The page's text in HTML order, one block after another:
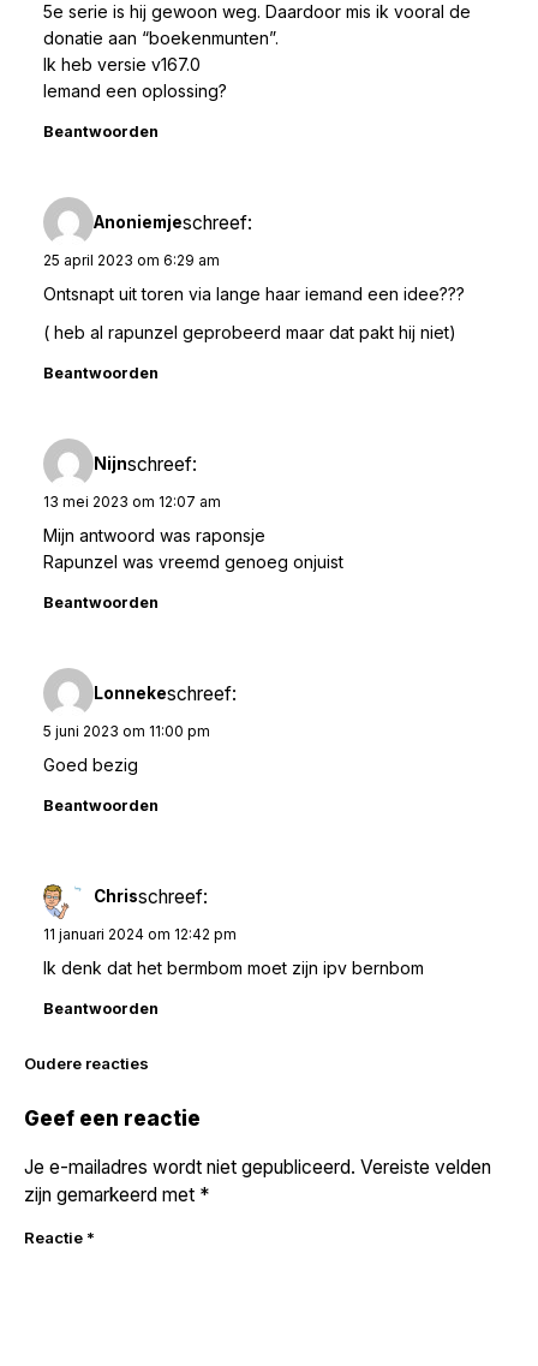
5e serie is hij gewoon weg. Daardoor mis ik vooral de
donatie aan “boekenmunten”.
Ik heb versie v167.0
Iemand een oplossing?
Beantwoorden
Anoniemjeschreef:
25 april 2023 om 6:29 am
Ontsnapt uit toren via lange haar iemand een idee???
( heb al rapunzel geprobeerd maar dat pakt hij niet)
Beantwoorden
Nijnschreef:
13 mei 2023 om 12:07 am
Mijn antwoord was raponsje
Rapunzel was vreemd genoeg onjuist
Beantwoorden
Lonnekeschreef:
5 juni 2023 om 11:00 pm
Goed bezig
Beantwoorden
Chrisschreef:
11 januari 2024 om 12:42 pm
Ik denk dat het bermbom moet zijn ipv bernbom
Beantwoorden
Reacties
navigatie
Oudere reacties
Geef een reactie
Je e-mailadres wordt niet gepubliceerd. Vereiste velden
zijn gemarkeerd met *
Reactie *